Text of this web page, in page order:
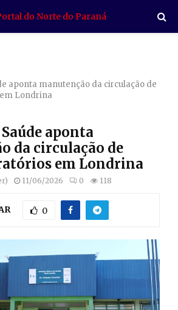
aponta manutenção da circulação de
Londrina
aponta
da circulação de
em Londrina
11/06/2026 0 118
0